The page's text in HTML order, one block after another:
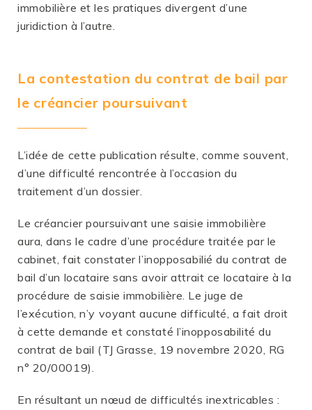
immobilière et les pratiques divergent d’une
juridiction à l’autre.
La contestation du contrat de bail par
le créancier poursuivant
L’idée de cette publication résulte, comme souvent,
d’une difficulté rencontrée à l’occasion du
traitement d’un dossier.
Le créancier poursuivant une saisie immobilière
aura, dans le cadre d’une procédure traitée par le
cabinet, fait constater l’inopposabilié du contrat de
bail d’un locataire sans avoir attrait ce locataire à la
procédure de saisie immobilière. Le juge de
l’exécution, n’y voyant aucune difficulté, a fait droit
à cette demande et constaté l’inopposabilité du
contrat de bail (TJ Grasse, 19 novembre 2020, RG
n° 20/00019).
En résultant un nœud de difficultés inextricables :